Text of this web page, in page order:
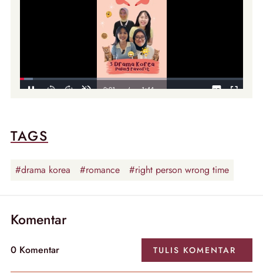
TAGS
#drama korea #romance #right person wrong time
Komentar
0 Komentar TULIS KOMENTAR